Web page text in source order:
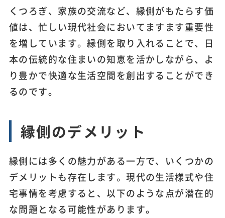
くつろぎ、家族の交流など、縁側がもたらす価
値は、忙しい現代社会においてますます重要性
を増しています。縁側を取り入れることで、日
本の伝統的な住まいの知恵を活かしながら、よ
り豊かで快適な生活空間を創出することができ
るのです。
縁側のデメリット
縁側には多くの魅力がある一方で、いくつかの
デメリットも存在します。現代の生活様式や住
宅事情を考慮すると、以下のような点が潜在的
な問題となる可能性があります。